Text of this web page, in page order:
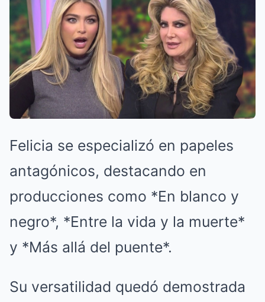
Felicia se especializó en papeles
antagónicos, destacando en
producciones como *En blanco y
negro*, *Entre la vida y la muerte*
y *Más allá del puente*.
Su versatilidad quedó demostrada